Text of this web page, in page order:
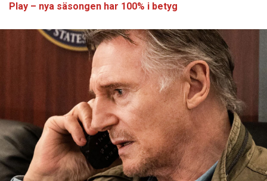
Play – nya säsongen har 100% i betyg